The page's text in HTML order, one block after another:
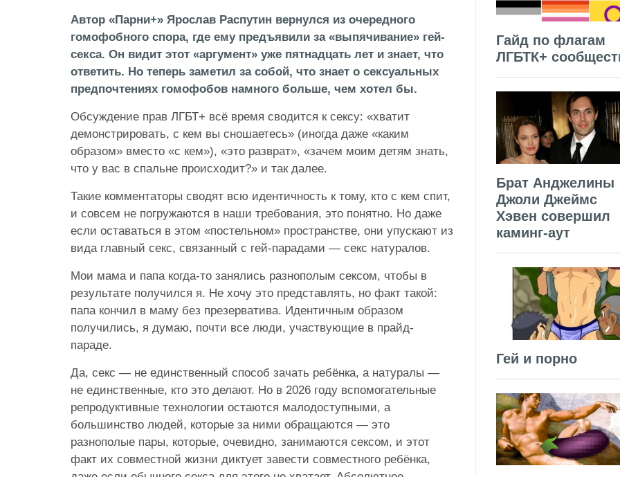
Автор «Парни+» Ярослав Распутин вернулся из очередного
гомофобного спора, где ему предъявили за «выпячивание» гей-
секса. Он видит этот «аргумент» уже пятнадцать лет и знает, что
ответить. Но теперь заметил за собой, что знает о сексуальных
предпочтениях гомофобов намного больше, чем хотел бы.
Обсуждение прав ЛГБТ+ всё время сводится к сексу: «хватит
демонстрировать, с кем вы сношаетесь» (иногда даже «каким
образом» вместо «с кем»), «это разврат», «зачем моим детям знать,
что у вас в спальне происходит?» и так далее.
Такие комментаторы сводят всю идентичность к тому, кто с кем спит,
и совсем не погружаются в наши требования, это понятно. Но даже
если оставаться в этом «постельном» пространстве, они упускают из
вида главный секс, связанный с гей-парадами — секс натуралов.
Мои мама и папа когда-то занялись разнополым сексом, чтобы в
результате получился я. Не хочу это представлять, но факт такой:
папа кончил в маму без презерватива. Идентичным образом
получились, я думаю, почти все люди, участвующие в прайд-
параде.
Да, секс — не единственный способ зачать ребёнка, а натуралы —
не единственные, кто это делают. Но в 2026 году вспомогательные
репродуктивные технологии остаются малодоступными, а
большинство людей, которые за ними обращаются — это
разнополые пары, которые, очевидно, занимаются сексом, и этот
факт их совместной жизни диктует завести совместного ребёнка,
Гайд по флагам
ЛГБТК+
Брат Анджелины
Джоли Джеймс
Хэвен совершил
каминг-аут
Гей и порно